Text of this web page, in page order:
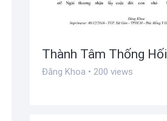
Thành Tâm Thống Hối
Đăng Khoa • 200 views